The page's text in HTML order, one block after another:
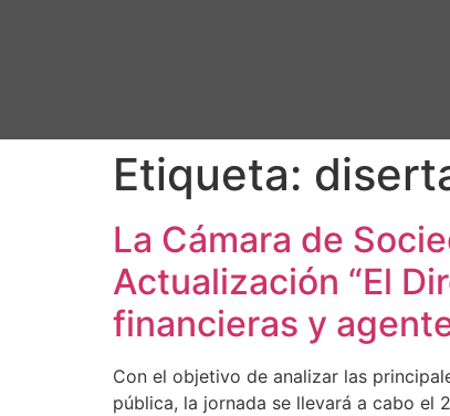
Etiqueta:
La Cámara de
Actualización “El
financieras y
Con el objetivo de analizar las
pública, la jornada se llevará a cabo el